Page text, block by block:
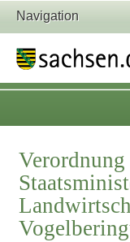
Navigation
Verordnung